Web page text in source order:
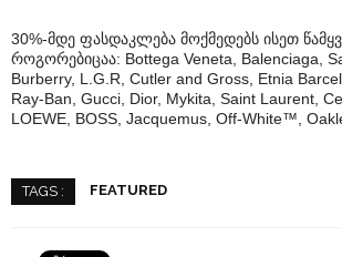
30%-მდე ფასდაკლება მოქმედებს ისეთ
როგორებიცაა: Bottega Veneta, Balenciaga,
Burberry, L.G.R, Cutler and Gross, Etnia
Ray-Ban, Gucci, Dior, Mykita, Saint Laurent,
LOEWE, BOSS, Jacquemus, Off-White™,
TAGS : FEATURED